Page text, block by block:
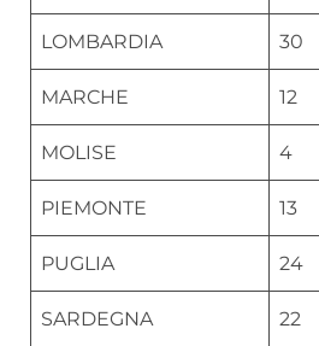
LOMBARDIA 30
MARCHE 12
MOLISE 4
PIEMONTE 13
PUGLIA 24
SARDEGNA 22